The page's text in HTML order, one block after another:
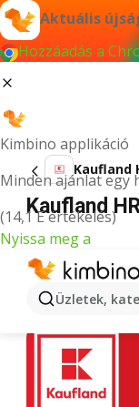
Aktuális
Hozzáadás a
Kimbino applikáció
Minden ajánlat egy
(14,1 E értékelés)
Nyissa meg a
Üzletek,
Kaufland
Kaufland